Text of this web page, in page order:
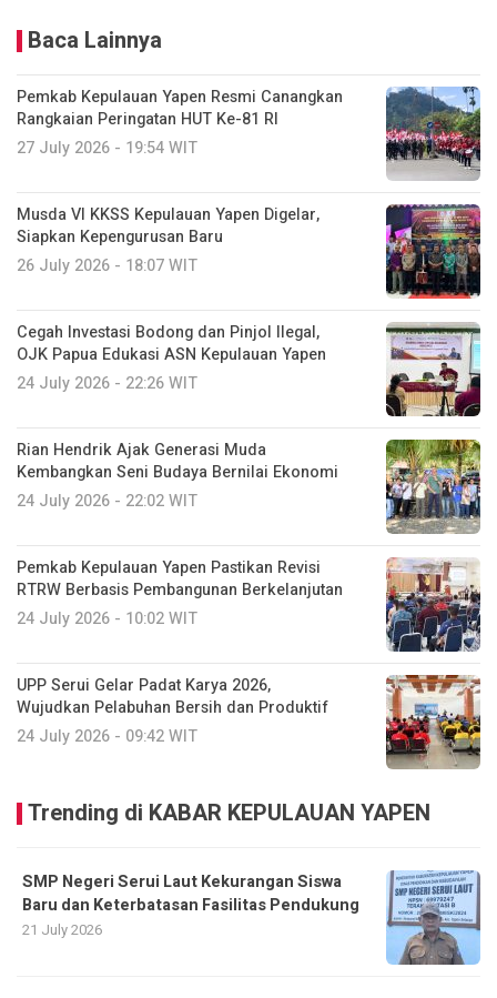
Baca Lainnya
Pemkab Kepulauan Yapen Resmi Canangkan
Rangkaian Peringatan HUT Ke-81 RI
27 July 2026 - 19:54 WIT
Musda VI KKSS Kepulauan Yapen Digelar,
Siapkan Kepengurusan Baru
26 July 2026 - 18:07 WIT
Cegah Investasi Bodong dan Pinjol Ilegal,
OJK Papua Edukasi ASN Kepulauan Yapen
24 July 2026 - 22:26 WIT
Rian Hendrik Ajak Generasi Muda
Kembangkan Seni Budaya Bernilai Ekonomi
24 July 2026 - 22:02 WIT
Pemkab Kepulauan Yapen Pastikan Revisi
RTRW Berbasis Pembangunan Berkelanjutan
24 July 2026 - 10:02 WIT
UPP Serui Gelar Padat Karya 2026,
Wujudkan Pelabuhan Bersih dan Produktif
24 July 2026 - 09:42 WIT
Trending di KABAR KEPULAUAN YAPEN
SMP Negeri Serui Laut Kekurangan Siswa
Baru dan Keterbatasan Fasilitas Pendukung
21 July 2026